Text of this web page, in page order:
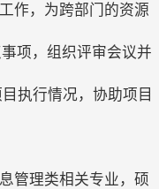
作，为跨部门的资源
项，组织评审会议并
执行情况，协助项目
管理类相关专业，硕